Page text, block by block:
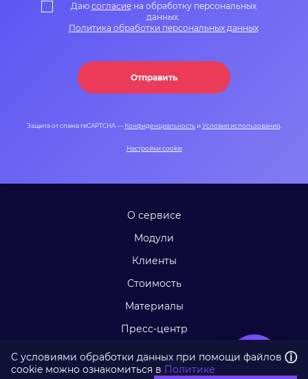
Даю согласиена обработку персональных
данных.
Политика обработки персональных данных
Отправить
Защита от спама reCAPTCHA — Конфиденциальность иУсловия использования
Настройки cookie
О сервисе
Модули
Клиенты
Стоимость
Материалы
Пресс-центр
С условиями обработки данных при помощи файлов
cookie можно ознакомиться в Политике
ⓘ